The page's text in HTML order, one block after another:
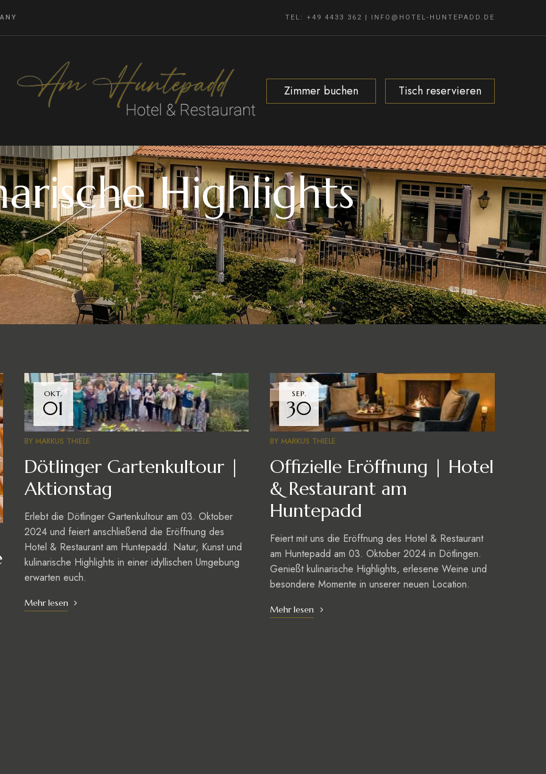
TEL: +49 4433 362 | INFO@HOTEL-HUNTEPADD.DE
Zimmer buchen Tisch reservieren
Highlights
OKT.
01
BY MARKUS THIELE
Dötlinger Gartenkultour |
Aktionstag
Erlebt die Dötlinger Gartenkultour am 03. Oktober
2024 und feiert anschließend die Eröffnung des
Hotel & Restaurant am Huntepadd. Natur, Kunst und
kulinarische Highlights in einer idyllischen Umgebung
erwarten euch.
Mehr lesen
SEP.
30
BYMARKUS THIELE
Offizielle Eröffnung | Hotel
& Restaurant am
Huntepadd
Feiert mit uns die Eröffnung des Hotel & Restaurant
am Huntepadd am 03. Oktober 2024 in Dötlingen.
Genießt kulinarische Highlights, erlesene Weine und
besondere Momente in unserer neuen Location.
Mehr lesen